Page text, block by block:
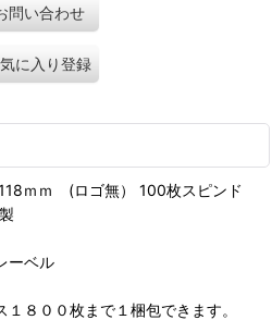
問い合わせ
に入り登録
ｍｍ (ロゴ無） 100枚スピンド
ーベル
８００枚まで１梱包できます。